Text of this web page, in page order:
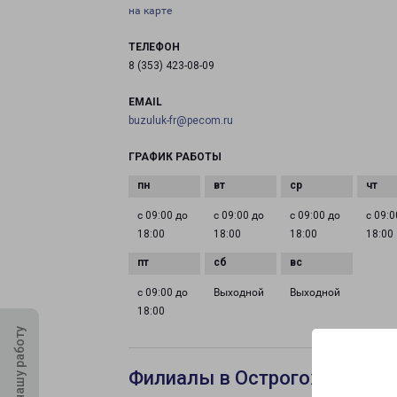
на карте
ТЕЛЕФОН
8 (353) 423-08-09
EMAIL
buzuluk-fr@pecom.ru
ГРАФИК РАБОТЫ
с 09:00 до
18:00
с 09:00 до
18:00
с 09:00 до
18:00
с
18:00
с 09:00 до
18:00
Выходной Выходной
Филиалы в Острогожске